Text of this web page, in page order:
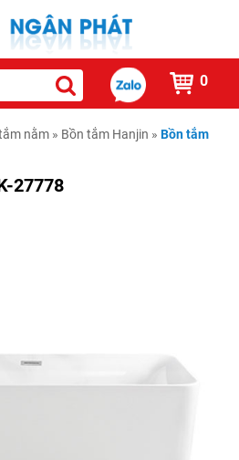
0
nằm » Bồn tắm Hanjin » Bồn tắm
27778